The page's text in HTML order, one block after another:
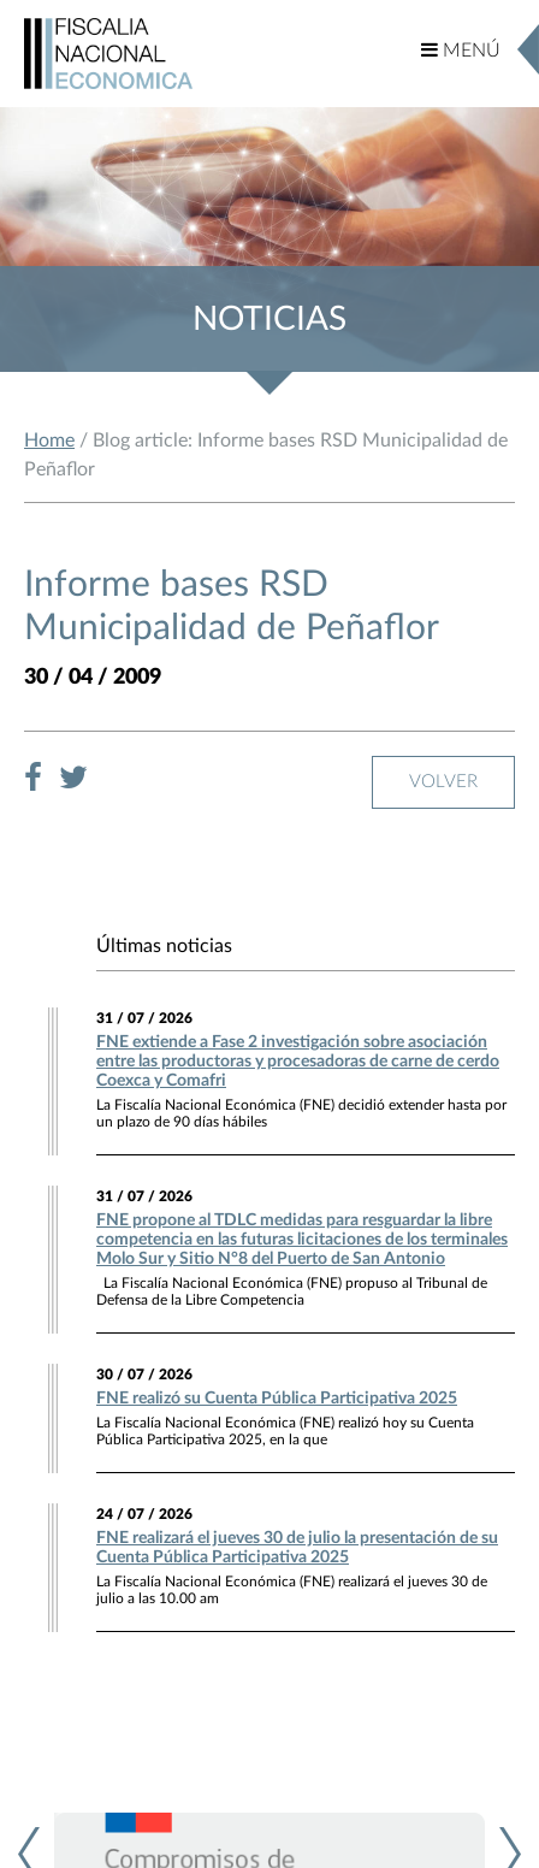
MENÚ
MENÚ
NOTICIAS
Home / Blog article: Informe bases RSD Municipalidad de
Peñaflor
Informe bases RSD
Municipalidad de Peñaflor
30 / 04 / 2009
VOLVER
Últimas noticias
31 / 07 / 2026
FNE extiende a Fase 2 investigación sobre asociación
entre las productoras y procesadoras de carne de cerdo
Coexca y Comafri
La Fiscalía Nacional Económica (FNE) decidió extender hasta por
un plazo de 90 días hábiles
31 / 07 / 2026
FNE propone al TDLC medidas para resguardar la libre
competencia en las futuras licitaciones de los terminales
Molo Sur y Sitio N°8 del Puerto de San Antonio
La Fiscalía Nacional Económica (FNE) propuso al Tribunal de
Defensa de la Libre Competencia
30 / 07 / 2026
FNE realizó su Cuenta Pública Participativa 2025
La Fiscalía Nacional Económica (FNE) realizó hoy su Cuenta
Pública Participativa 2025, en la que
24 / 07 / 2026
FNE realizará el jueves 30 de julio la presentación de su
Cuenta Pública Participativa 2025
La Fiscalía Nacional Económica (FNE) realizará el jueves 30 de
julio a las 10.00 am